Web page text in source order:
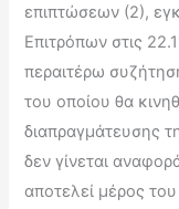
επιπτώσεων (2),
Επιτρόπων στις
περαιτέρω
του οποίου θα
διαπραγμάτευσης
δεν γίνεται
αποτελεί μέρος